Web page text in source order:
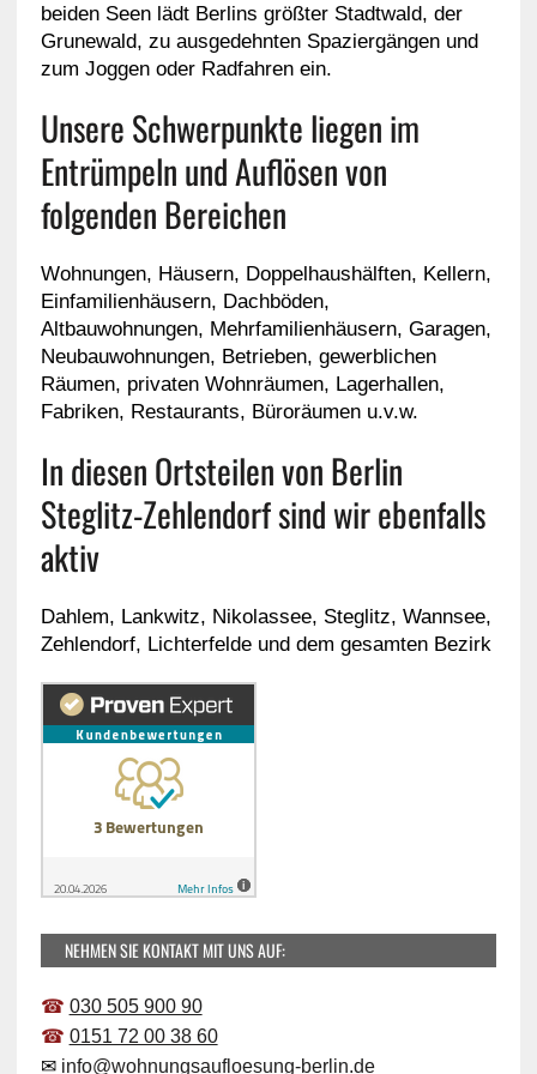
beiden Seen lädt Berlins größter Stadtwald, der
Grunewald, zu ausgedehnten Spaziergängen und
zum Joggen oder Radfahren ein.
Unsere Schwerpunkte liegen im
Entrümpeln und Auflösen von
folgenden Bereichen
Wohnungen, Häusern, Doppelhaushälften, Kellern,
Einfamilienhäusern, Dachböden,
Altbauwohnungen, Mehrfamilienhäusern, Garagen,
Neubauwohnungen, Betrieben, gewerblichen
Räumen, privaten Wohnräumen, Lagerhallen,
Fabriken, Restaurants, Büroräumen u.v.w.
In diesen Ortsteilen von Berlin
Steglitz-Zehlendorf sind wir ebenfalls
aktiv
Dahlem, Lankwitz, Nikolassee, Steglitz, Wannsee,
Zehlendorf, Lichterfelde und dem gesamten Bezirk
NEHMEN SIE KONTAKT MIT UNS AUF:
☎ 030 505 900 90
☎ 0151 72 00 38 60
✉ info@wohnungsaufloesung-berlin.de